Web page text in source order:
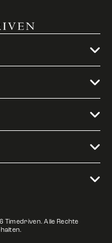
Timedriven. Alle Rechte